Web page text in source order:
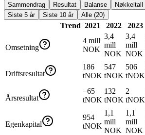
Sammendrag Resultat Balanse
Nøkkeltall
Siste 5 år
Siste 10 år Alle (20)
Trend 2021 2022 2023
Omsetning
4 mill
NOK
3,4
mill
NOK
3,4
mill
NOK
Driftsresultat
186
tNOK
547
tNOK
506
tNOK
Årsresultat
−65
tNOK
132
tNOK
2
tNOK
Egenkapital
954
tNOK
1,1
mill
NOK
1,1
mill
NOK